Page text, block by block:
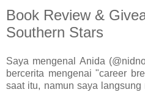
Book Review &
Southern Stars
Saya mengenal Anida
bercerita mengenai "career
saat itu, namun saya langsung